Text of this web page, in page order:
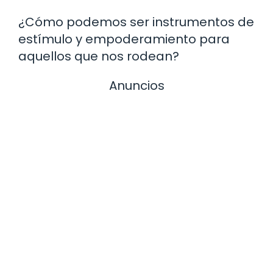
¿Cómo podemos ser instrumentos de
estímulo y empoderamiento para
aquellos que nos rodean?
Anuncios